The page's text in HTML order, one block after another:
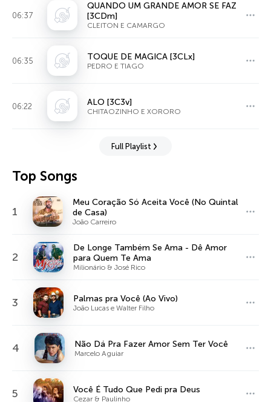
06:37
QUANDO UM GRANDE AMOR SE FAZ
[3CDm]
CLEITON E CAMARGO
06:35 TOQUE DE MAGICA [3CLx]
PEDRO E TIAGO
06:22 ALO [3C3v]
CHITAOZINHO E XORORO
Full Playlist
Top Songs
1
Meu Coração Só Aceita Você (No Quintal
de Casa)
João Carreiro
2
De Longe Também Se Ama - Dê Amor
para Quem Te Ama
Milionário & José Rico
3 Palmas pra Você (Ao Vivo)
João Lucas e Walter Filho
4 Não Dá Pra Fazer Amor Sem Ter Você
Marcelo Aguiar
5 Você É Tudo Que Pedi pra Deus
Cezar & Paulinho